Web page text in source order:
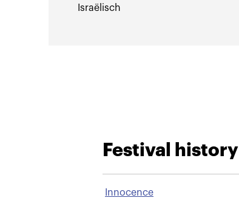
Israëlisch
Festival history
Innocence